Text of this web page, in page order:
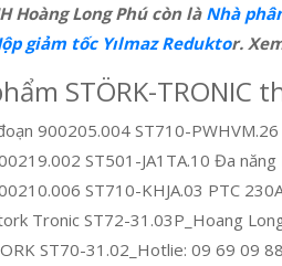
Hoàng Long Phú còn làNhà
giảm tốc Yılmaz Reduktor.
STÖRK-
900205.004 ST710-
ST501-JA1TA.10 Đa năng
ST710-KHJA.03 PTC
Tronic ST72-31.03P_Hoang
ST70-31.02_Hotlie: 09 69 09